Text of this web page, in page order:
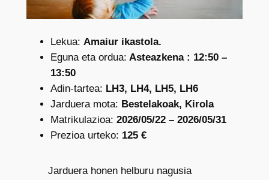
Lekua: Amaiur ikastola.
Eguna eta ordua: Asteazkena : 12:50 –
13:50
Adin-tartea: LH3, LH4, LH5, LH6
Jarduera mota: Bestelakoak, Kirola
Matrikulazioa: 2026/05/22 – 2026/05/31
Prezioa urteko: 125 €
Jarduera honen helburu nagusia